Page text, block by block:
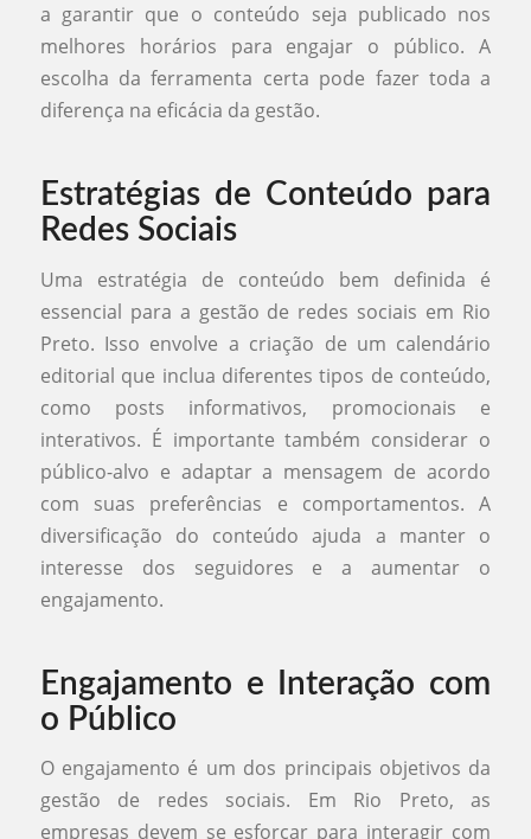
a garantir que o conteúdo seja publicado nos
melhores horários para engajar o público. A
escolha da ferramenta certa pode fazer toda a
diferença na eficácia da gestão.
Estratégias de Conteúdo para
Redes Sociais
Uma estratégia de conteúdo bem definida é
essencial para a gestão de redes sociais em Rio
Preto. Isso envolve a criação de um calendário
editorial que inclua diferentes tipos de conteúdo,
como posts informativos, promocionais e
interativos. É importante também considerar o
público-alvo e adaptar a mensagem de acordo
com suas preferências e comportamentos. A
diversificação do conteúdo ajuda a manter o
interesse dos seguidores e a aumentar o
engajamento.
Engajamento e Interação com
o Público
O engajamento é um dos principais objetivos da
gestão de redes sociais. Em Rio Preto, as
empresas devem se esforçar para interagir com